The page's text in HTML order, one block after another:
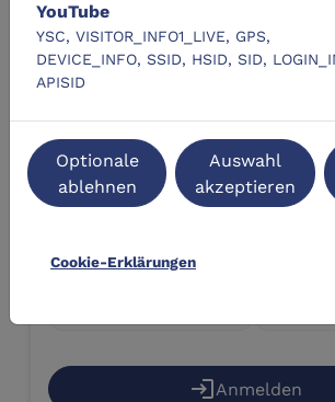
YouTube
YSC, VISITOR_INFO1_LIVE, GPS,
DEVICE_INFO, SSID, HSID, SID,
APISID
Optionale
ablehnen
Auswahl
akzeptieren
Cookie-Erklärungen
Termine
schedule 09:30 - 12:00
loginAnmelden